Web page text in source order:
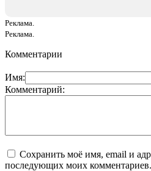
Реклама.
Реклама.
Комментарии
Имя:
Комментарий:
Сохранить моё имя, email и
последующих моих комментариев.